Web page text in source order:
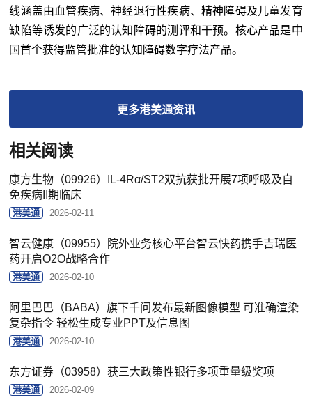
线涵盖由血管疾病、神经退行性疾病、精神障碍及儿童发育
缺陷等诱发的广泛的认知障碍的测评和干预。核心产品是中
国首个获得监管批准的认知障碍数字疗法产品。
更多港美通资讯
相关阅读
康方生物（09926）IL-4Rα/ST2双抗获批开展7项呼吸及自
免疾病II期临床
港美通 2026-02-11
智云健康（09955）院外业务核心平台智云快药携手吉瑞医
药开启O2O战略合作
港美通 2026-02-10
阿里巴巴（BABA）旗下千问发布最新图像模型 可准确渲染
复杂指令 轻松生成专业PPT及信息图
港美通 2026-02-10
东方证券（03958）获三大政策性银行多项重量级奖项
港美通 2026-02-09